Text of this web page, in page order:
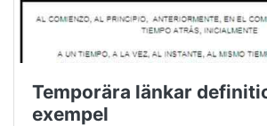
Temporära länkar
exempel